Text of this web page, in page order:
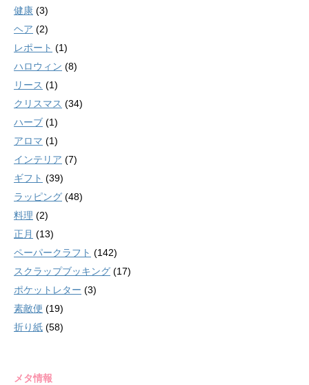
健康 (3)
ヘア (2)
レポート (1)
ハロウィン (8)
リース (1)
クリスマス (34)
ハーブ (1)
アロマ (1)
インテリア (7)
ギフト (39)
ラッピング (48)
料理 (2)
正月 (13)
ペーパークラフト (142)
スクラップブッキング (17)
ポケットレター (3)
素敵便 (19)
折り紙 (58)
メタ情報